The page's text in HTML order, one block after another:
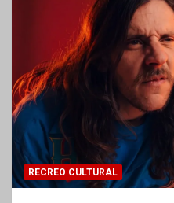
RECREO CULTURAL